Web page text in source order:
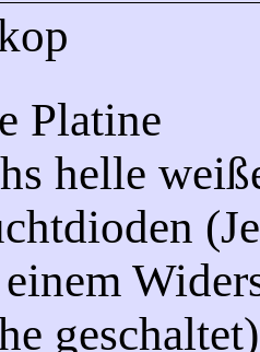
Platine
helle
geschaltet)